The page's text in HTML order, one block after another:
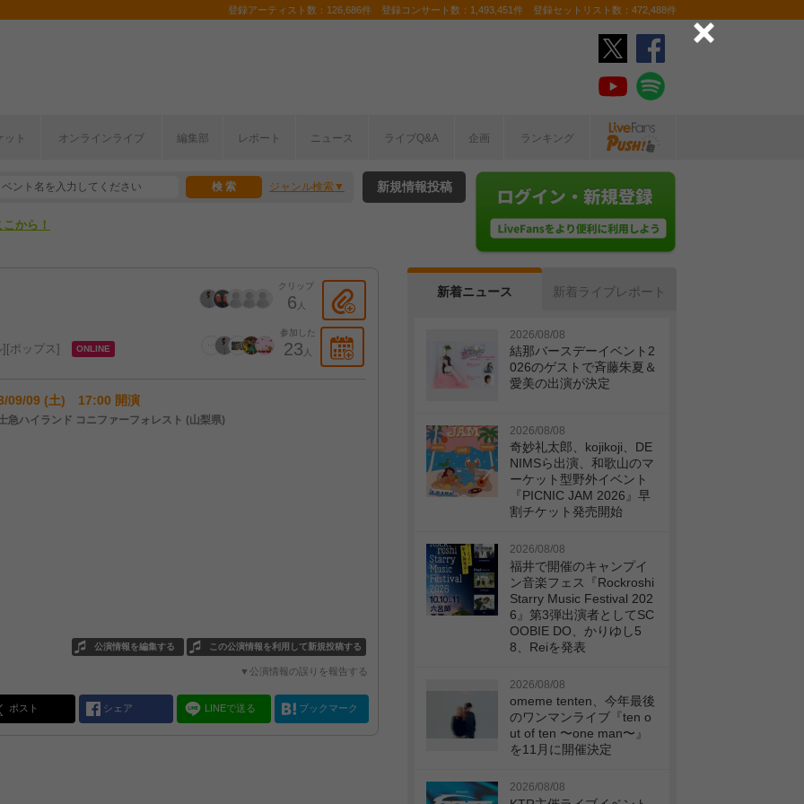
登録アーティスト数：126,686件 登録コンサート数：1,493,451件 登録セットリスト数：472,488件
ット オンラインライブ 編集部 レポート ニュース ライブQ&A 企画 ランキング
ジャンル検索
半期編発表！
から！
新規情報投稿
クリップ
6 人
参加した
23 人
ポップス ONLINE
09/09 (土) 17:00 開演
急ハイランド コニファーフォレスト (山梨県)
この公演情報を利用して新規投稿する
公演情報を編集する
▼公演情報の誤りを報告する
ポスト シェア LINEで送る ブックマーク
新着ニュース 新着ライブレポート
2026/08/08
結那バースデーイベント2
026のゲストで斉藤朱夏＆
愛美の出演が決定
2026/08/08
奇妙礼太郎、kojikoji、DE
NIMSら出演、和歌山のマ
ーケット型野外イベント
『PICNIC JAM 2026』早
割チケット発売開始
2026/08/08
福井で開催のキャンプイ
ン音楽フェス『Rockroshi
Starry Music Festival 202
6』第3弾出演者としてSC
OOBIE DO、かりゆし5
8、Reiを発表
2026/08/08
omeme tenten、今年最後
のワンマンライブ『ten o
ut of ten 〜one man〜』
を11月に開催決定
2026/08/08